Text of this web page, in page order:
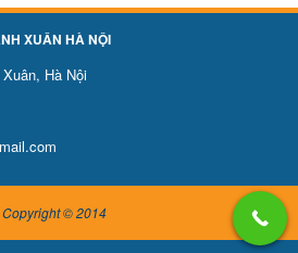
XUÂN HÀ NỘI
Hà Nội
Copyright © 2014